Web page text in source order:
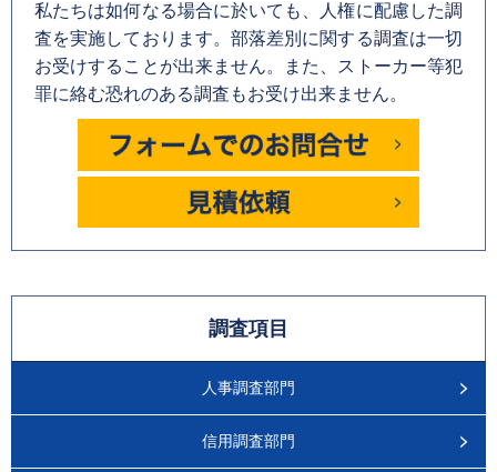
私たちは如何なる場合に於いても、人権に配慮した調
査を実施しております。部落差別に関する調査は一切
お受けすることが出来ません。また、ストーカー等犯
罪に絡む恐れのある調査もお受け出来ません。
調査項目
人事調査部門
信用調査部門